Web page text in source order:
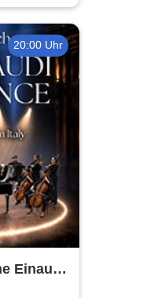
20:00 Uhr
Einaudi
Tribute